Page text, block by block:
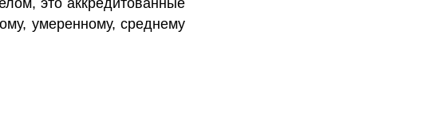
умеренному, среднему